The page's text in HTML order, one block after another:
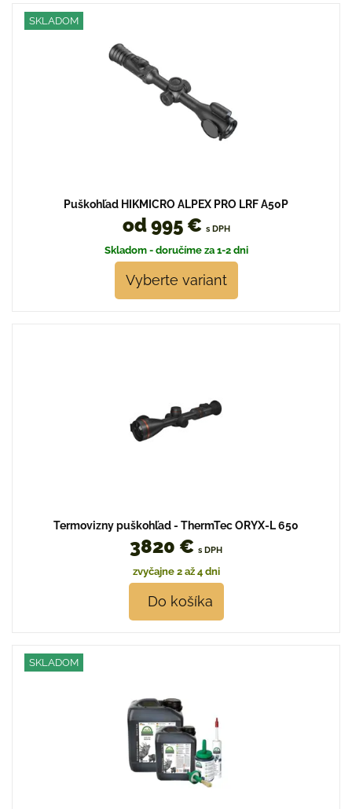
SKLADOM
Puškohľad HIKMICRO ALPEX PRO LRF A50P
od 995 € s DPH
Skladom - doručíme za 1-2 dni
Vyberte variant
Termovizny puškohľad - ThermTec ORYX-L 650
3820 € s DPH
zvyčajne 2 až 4 dni
Do košíka
SKLADOM